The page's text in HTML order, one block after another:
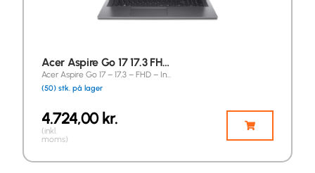
Acer Aspire Go 17 17.3 FH…
Acer Aspire Go 17 – 17,3 – FHD – In…
(50) stk. på lager
4.724,00kr.
(inkl.
moms)